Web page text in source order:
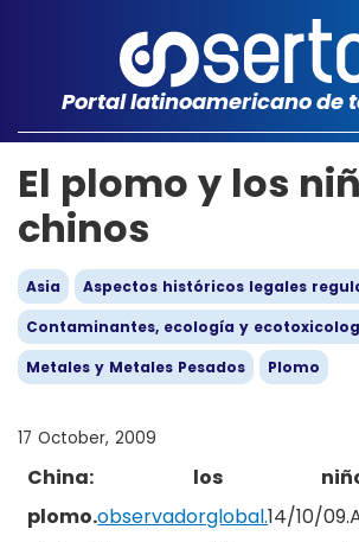
Portal latinoamericano de
El plomo y los
chinos
Asia
Aspectos históricos legales
Contaminantes, ecología y
Metales y Metales Pesados
Plomo
17 October, 2009
China: los
plomo.observadorglobal.14/10/